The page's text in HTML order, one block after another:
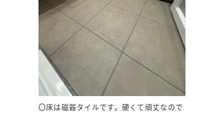
〇床は磁器タイルです。硬くて頑丈なので